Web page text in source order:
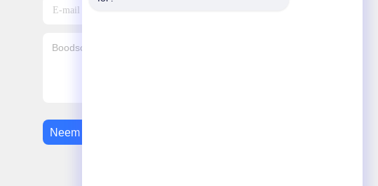
Neem Contact Met Ons Op